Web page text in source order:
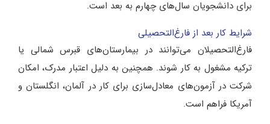
برای دانشجویان سال‌های چهارم به بعد است.
شرایط کار بعد از فارغ‌التحصیلی
فارغ‌التحصیلان می‌توانند در بیمارستان‌های قبرس شمالی یا
ترکیه مشغول به کار شوند. همچنین به دلیل اعتبار مدرک، امکان
شرکت در آزمون‌های معادل‌سازی برای کار در آلمان، انگلستان و
آمریکا فراهم است.